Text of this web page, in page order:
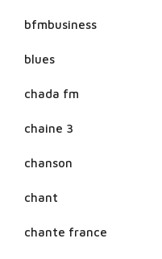
bfmbusiness
blues
chada fm
chaine 3
chanson
chant
chante france